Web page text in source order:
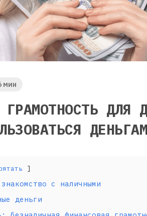
мин
ГРАМОТНОСТЬ ДЛЯ
с наличными
деньги